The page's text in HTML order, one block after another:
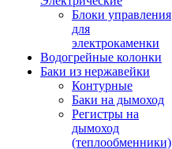
Блоки управления
для
электрокаменки
Водогрейные колонки
Баки из нержавейки
Контурные
Баки на дымоход
Регистры на
дымоход
(теплообменники)